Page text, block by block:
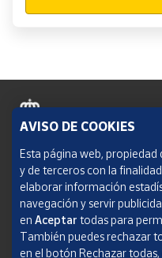
Política de cookies
Aviso legal
Condiciones del servicio
Política de Privacidad Web
AVISO DE COOKIES
Esta página web,
y de terceros con la
elaborar información
navegación y servir
en Aceptar todas para
También puedes rechazar
en el botón Rechazar